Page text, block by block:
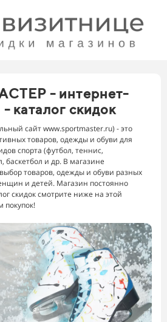
- интернет-
- каталог скидок
сайт www.sportmaster.ru) - это
товаров, одежды и обуви для
спорта (футбол, теннис,
баскетбол и др. В магазине
товаров, одежды и обуви разных
и детей. Магазин постоянно
скидок смотрите ниже на этой
покупок!